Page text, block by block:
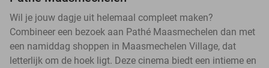
Wil je jouw dagje uit helemaal compleet maken?
Combineer een bezoek aan Pathé Maasmechelen dan met
een namiddag shoppen in Maasmechelen Village, dat
letterlijk om de hoek ligt. Deze cinema biedt een intieme en